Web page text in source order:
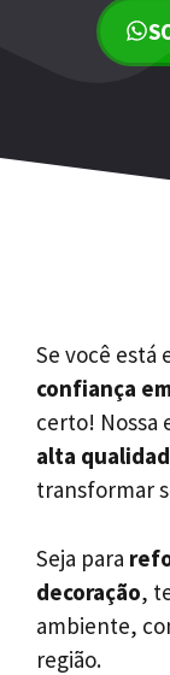
Se você está
confiança
certo! Nossa
alta
transformar
Seja para
decoração,
ambiente,
região.